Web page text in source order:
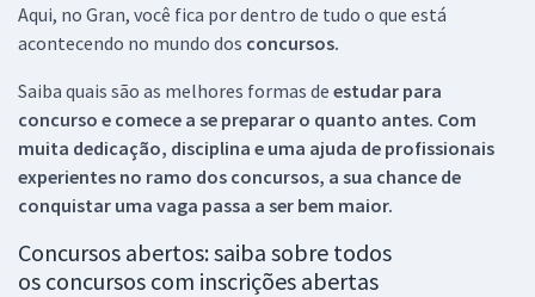
Aqui, no Gran, você fica por dentro de tudo o que está
acontecendo no mundo dos concursos.
Saiba quais são as melhores formas de estudar para
concurso e comece a se preparar o quanto antes. Com
muita dedicação, disciplina e uma ajuda de profissionais
experientes no ramo dos concursos, a sua chance de
conquistar uma vaga passa a ser bem maior.
Concursos abertos: saiba sobre todos
os concursos com inscrições abertas